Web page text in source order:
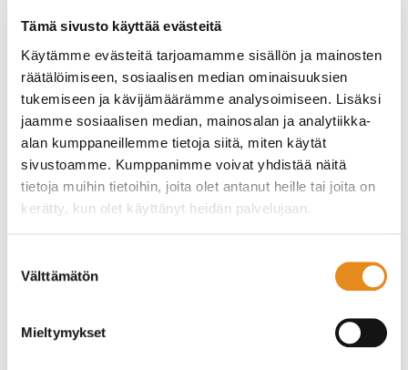
Tämä sivusto käyttää evästeitä
Käytämme evästeitä tarjoamamme sisällön ja mainosten
räätälöimiseen, sosiaalisen median ominaisuuksien
tukemiseen ja kävijämäärämme analysoimiseen. Lisäksi
jaamme sosiaalisen median, mainosalan ja analytiikka-
alan kumppaneillemme tietoja siitä, miten käytät
sivustoamme. Kumppanimme voivat yhdistää näitä
tietoja muihin tietoihin, joita olet antanut heille tai joita on
kerätty, kun olet käyttänyt heidän palvelujaan.
valinta
Välttämätön
Mieltymykset
Jatkuva haku ammatillisiin koulutuksiin on käynnissä!
Syksyn soveltavuuskoepäivät ovat: 11.8. ja 29.9.